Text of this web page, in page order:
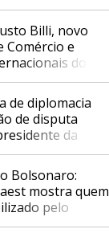
Billi, novo
Comércio e
do
de diplomacia
de disputa
da
Bolsonaro:
mostra quem
pelo